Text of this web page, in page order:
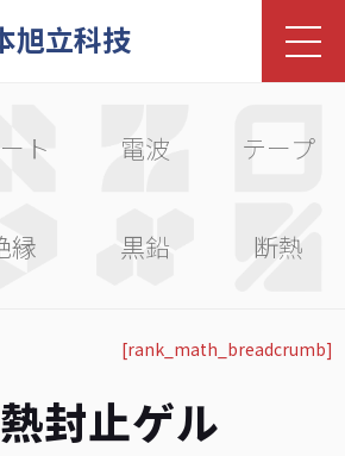
旭立科技
ト 電波 テープ
縁 黒鉛 断熱
[rank_math_breadcrumb]
封止ゲル